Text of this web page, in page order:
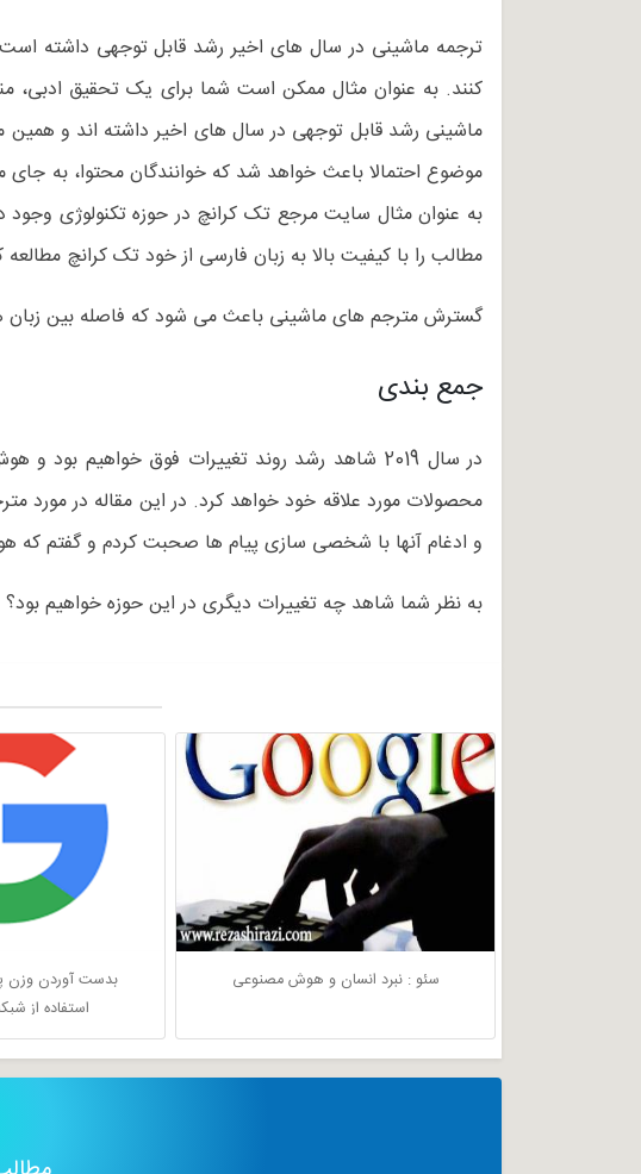
ترجمه ماشینی در سال های اخیر رشد قابل توجهی داشته است.
کنند. به عنوان مثال ممکن است شما برای یک تحقیق ادبی،
ماشینی رشد قابل توجهی در سال های اخیر داشته اند و همین
موضوع احتمالا باعث خواهد شد که خوانندگان محتوا، به
به عنوان مثال سایت مرجع تک کرانچ در حوزه تکنولوژی
مطالب را با کیفیت بالا به زبان فارسی از خود تک کرانچ
گسترش مترجم های ماشینی باعث می شود که فاصله بین زبان
جمع بندی
در سال 2019 شاهد رشد روند تغییرات فوق خواهیم
محصولات مورد علاقه خود خواهد کرد. در این مقاله در مورد
و ادغام آنها با شخصی سازی پیام ها صحبت کردم و گفتم که
به نظر شما شاهد چه تغییرات دیگری در این حوزه خواهیم بود؟
سئو : نبرد انسان و هوش مصنوعی
بدست آوردن وزن
استفاده از